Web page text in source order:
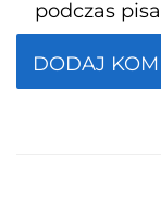
podczas